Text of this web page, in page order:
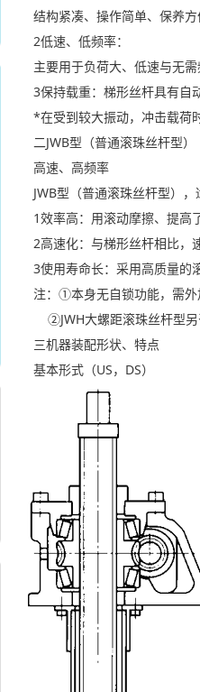
结构紧凑、操作简单、保养方
2低速、低频率：
主要用于负荷大、低速与无需
3保持载重：梯形丝杆具有自
*在受到较大振动，冲击载荷
二JWB型（普通滚珠丝杆型）
高速、高频率
JWB型（普通滚珠丝杆型），
1效率高：用滚动摩擦、提高
2高速化：与梯形丝杆相比，
3使用寿命长：采用高质量的
注：①本身无自锁功能，需外
②JWH大螺距滚珠丝杆型另
三机器装配形状、特点
基本形式（US，DS）